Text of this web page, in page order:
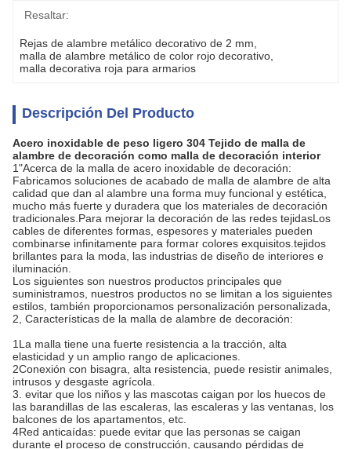
Resaltar:
Rejas de alambre metálico decorativo de 2 mm
malla de alambre metálico de color rojo decorativo
malla decorativa roja para armarios
Descripción Del Producto
Acero inoxidable de peso ligero 304 Tejido de malla de
alambre de decoración como malla de decoración interior
1"Acerca de la malla de acero inoxidable de decoración:
Fabricamos soluciones de acabado de malla de alambre de alta
calidad que dan al alambre una forma muy funcional y estética,
mucho más fuerte y duradera que los materiales de decoración
tradicionales.Para mejorar la decoración de las redes tejidasLos
cables de diferentes formas, espesores y materiales pueden
combinarse infinitamente para formar colores exquisitos.tejidos
brillantes para la moda, las industrias de diseño de interiores e
iluminación.
Los siguientes son nuestros productos principales que
suministramos, nuestros productos no se limitan a los siguientes
estilos, también proporcionamos personalización personalizada,
2, Características de la malla de alambre de decoración:
1La malla tiene una fuerte resistencia a la tracción, alta
elasticidad y un amplio rango de aplicaciones.
2Conexión con bisagra, alta resistencia, puede resistir animales,
intrusos y desgaste agrícola.
3. evitar que los niños y las mascotas caigan por los huecos de
las barandillas de las escaleras, las escaleras y las ventanas, los
balcones de los apartamentos, etc.
4Red anticaídas: puede evitar que las personas se caigan
durante el proceso de construcción, causando pérdidas de